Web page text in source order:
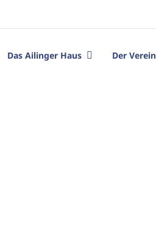
Das Ailinger Haus Der Verein